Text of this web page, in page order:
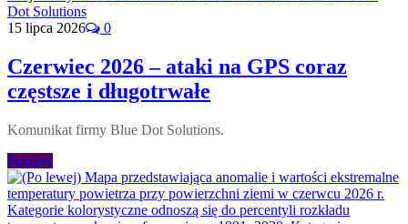
15 lipca 2026 0
Czerwiec 2026 – ataki na GPS coraz
częstsze i długotrwałe
Komunikat firmy Blue Dot Solutions.
Procesy